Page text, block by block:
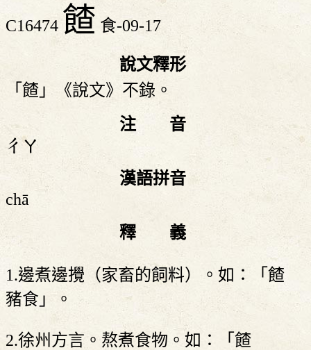
C16474 餷 食-09-17
說文釋形
「餷」《說文》不錄。
注 音
ㄔㄚ
漢語拼音
chā
釋 義
1.邊煮邊攪（家畜的飼料）。如：「餷
豬食」。
2.徐州方言。熬煮食物。如：「餷